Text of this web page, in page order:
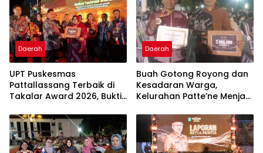
Daerah
UPT Puskesmas
Pattallassang Terbaik di
Takalar Award 2026, Bukti
Pelayanan Kesehatan
Berkualitas
Daerah
Buah Gotong Royong dan
Kesadaran Warga,
Kelurahan Patte’ne Menjadi
2026